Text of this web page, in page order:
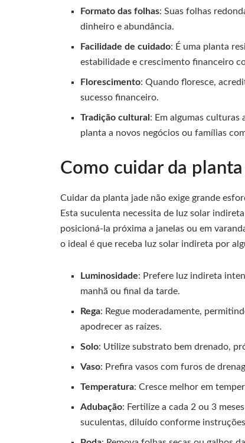
Formato das folhas: Suas folhas
dinheiro e abundância.
Facilidade de cuidado: É uma planta
estabilidade e crescimento financeiro
Florescimento: Quando floresce,
sucesso financeiro.
Tradição cultural : Em algumas culturas
planta a novos negócios ou famílias
Como cuidar da planta
Cuidar da planta jade não exige grande
Esta suculenta necessita de luz solar
posicioná-la próxima a janelas ou em
o ideal é que receba luz solar indireta por
Luminosidade: Prefere luz indireta
manhã ou final da tarde.
Rega: Regue moderadamente,
apodrecer as raízes.
Solo: Utilize substrato bem drenado,
Vaso: Prefira vasos com furos de
Temperatura: Cresce melhor em
Adubação: Fertilize a cada 2 ou 3
suculentas, diluído conforme